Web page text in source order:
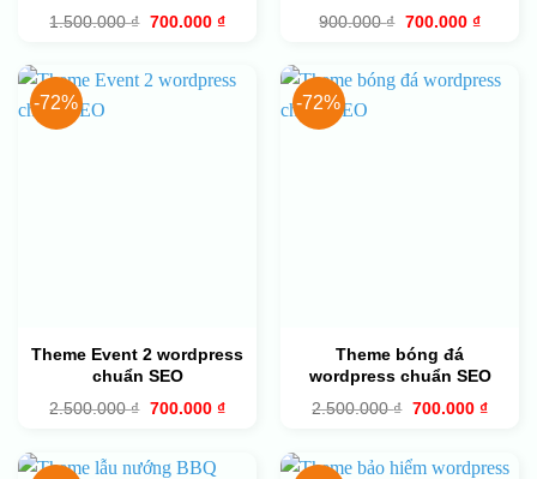
1.500.000₫ Giá
700.000 ₫Giá
700.000 ₫.
900.000₫ Giá
700.000 ₫Giá
-72%
Theme Event 2 wordpress
chuẩn SEO
2.500.000₫ Giá
700.000 ₫Giá
700.000 ₫.
-72%
Theme bóng đá
wordpress chuẩn SEO
2.500.000₫ Giá
2.500.000 ₫.
700.000 ₫Giá